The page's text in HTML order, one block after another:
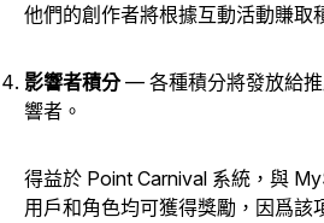
他們的創作者將根據互動活動賺取
影響者積分— 各種積分將發放給
響者。
得益於 Point Carnival 系統，與
用戶和角色均可獲得獎勵，因爲該